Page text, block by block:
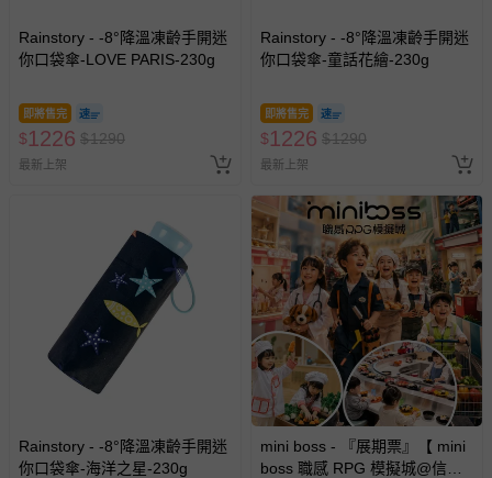
Rainstory - -8°降溫凍齡手開迷
你口袋傘-LOVE PARIS-230g
即將售完
$1226 $1290
最新上架
Rainstory - -8°降溫凍齡手開迷
你口袋傘-童話花繪-230g
即將售完
$1226 $1290
最新上架
Rainstory - -8°降溫凍齡手開迷
你口袋傘-海洋之星-230g
mini boss - 『展期票』【 mini
boss 職感 RPG 模擬城@信義